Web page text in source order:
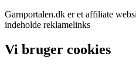
Garnportalen.dk er et affiliate
indeholde reklamelinks
Vi bruger cookies